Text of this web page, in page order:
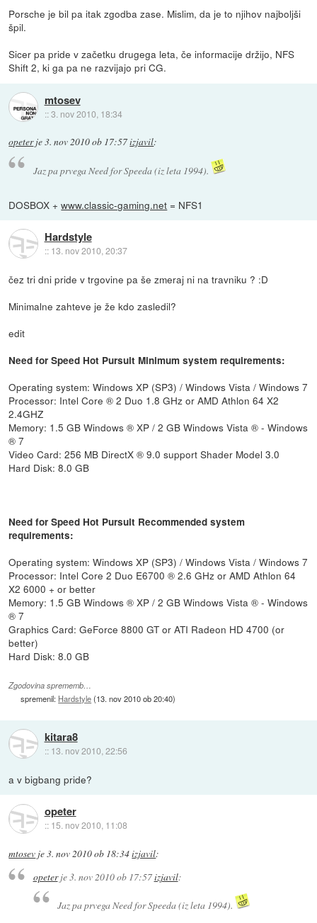
Porsche je bil pa itak zgodba zase. Mislim, da je to njihov najboljši
špil.
Sicer pa pride v začetku drugega leta, če informacije držijo, NFS
Shift 2, ki ga pa ne razvijajo pri CG.
mtosev
::3. nov 2010, 18:34
opeterje3. nov 2010 ob 17:57izjavil:
Jaz pa prvega Need for Speeda (iz leta 1994).
DOSBOX +www.classic-gaming.net = NFS1
Hardstyle
:: 13. nov 2010, 20:37
čez tri dni pride v trgovine pa še zmeraj ni na travniku ? :D
Minimalne zahteve je že kdo zasledil?
edit
Need for Speed Hot Pursuit Minimum system requirements:
Operating system: Windows XP (SP3) / Windows Vista / Windows 7
Processor: Intel Core ® 2 Duo 1.8 GHz or AMD Athlon 64 X2
2.4GHZ
Memory: 1.5 GB Windows ® XP / 2 GB Windows Vista ® - Windows
® 7
Video Card: 256 MB DirectX ® 9.0 support Shader Model 3.0
Hard Disk: 8.0 GB
Need for Speed Hot Pursuit Recommended system
requirements:
Operating system: Windows XP (SP3) / Windows Vista / Windows 7
Processor: Intel Core 2 Duo E6700 ® 2.6 GHz or AMD Athlon 64
X2 6000 + or better
Memory: 1.5 GB Windows ® XP / 2 GB Windows Vista ® - Windows
® 7
Graphics Card: GeForce 8800 GT or ATI Radeon HD 4700 (or
better)
Hard Disk: 8.0 GB
Zgodovina sprememb…
spremenil: Hardstyle(13. nov 2010 ob 20:40)
kitara8
:: 13. nov 2010, 22:56
a v bigbang pride?
opeter
:: 15. nov 2010, 11:08
mtosev je3. nov 2010 ob 18:34izjavil:
opeterje3. nov 2010 ob 17:57izjavil:
Jaz pa prvega Need for Speeda (iz leta 1994).